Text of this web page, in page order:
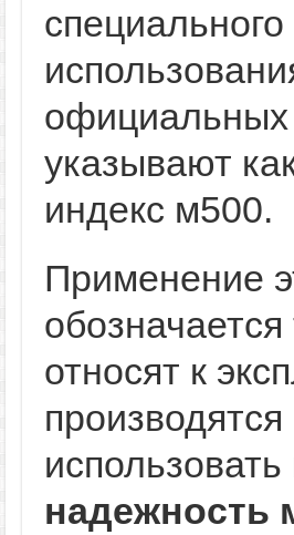
официальных
указывают
индекс м500.
Применение
относят к
надежность